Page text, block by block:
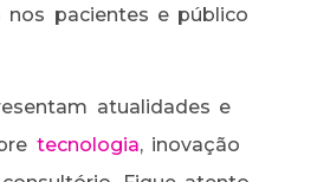
pacientes e público
atualidades e
tecnologia, inovação